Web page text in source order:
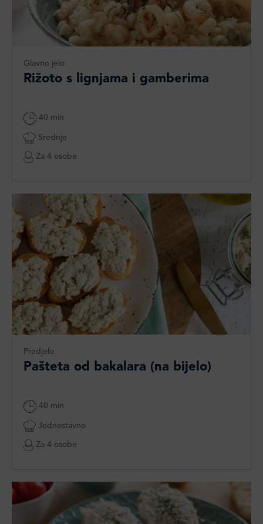
Glavno jelo
Rižoto s lignjama i gamberima
40 min
Srednje
Za 4 osobe
Predjelo
Pašteta od bakalara (na bijelo)
40 min
Jednostavno
Za 4 osobe